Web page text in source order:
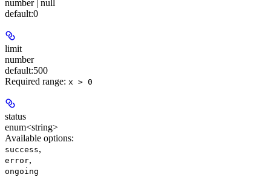
number | null
default:0
limit
number
default:500
Required range: x > 0
status
enum<string>
Available options:
success,
error,
ongoing